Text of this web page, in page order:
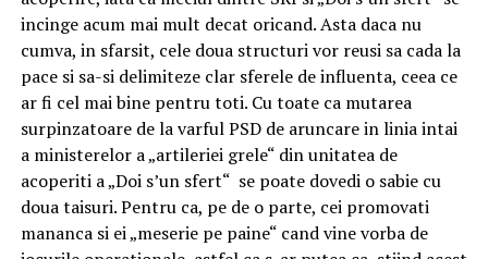
incinge acum mai mult decat oricand. Asta daca nu
cumva, in sfarsit, cele doua structuri vor reusi sa cada la
pace si sa-si delimiteze clar sferele de influenta, ceea ce
ar fi cel mai bine pentru toti. Cu toate ca mutarea
surpinzatoare de la varful PSD de aruncare in linia intai
a ministerelor a „artileriei grele“ din unitatea de
acoperiti a „Doi s’un sfert“ se poate dovedi o sabie cu
doua taisuri. Pentru ca, pe de o parte, cei promovati
mananca si ei „meserie pe paine“ cand vine vorba de